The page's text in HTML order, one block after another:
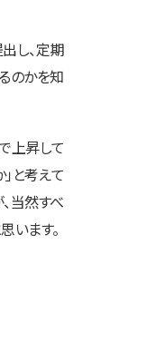
し、定期
のかを知
上昇して
と考えて
当然すべ
います。